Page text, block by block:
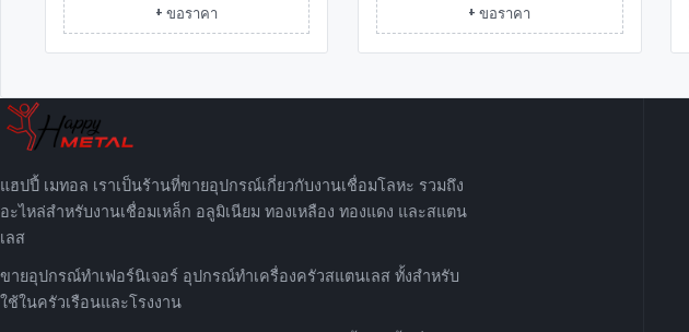
+ ขอราคา + ขอราคา
แฮปปี้ เมทอล เราเป็นร้านที่ขายอุปกรณ์เกี่ยวกับงานเชื่อมโลหะ รวมถึง
อะไหล่สำหรับงานเชื่อมเหล็ก อลูมิเนียม ทองเหลือง ทองแดง และสแตน
เลส
ขายอุปกรณ์ทำเฟอร์นิเจอร์ อุปกรณ์ทำเครื่องครัวสแตนเลส ทั้งสำหรับ
ใช้ในครัวเรือนและโรงงาน